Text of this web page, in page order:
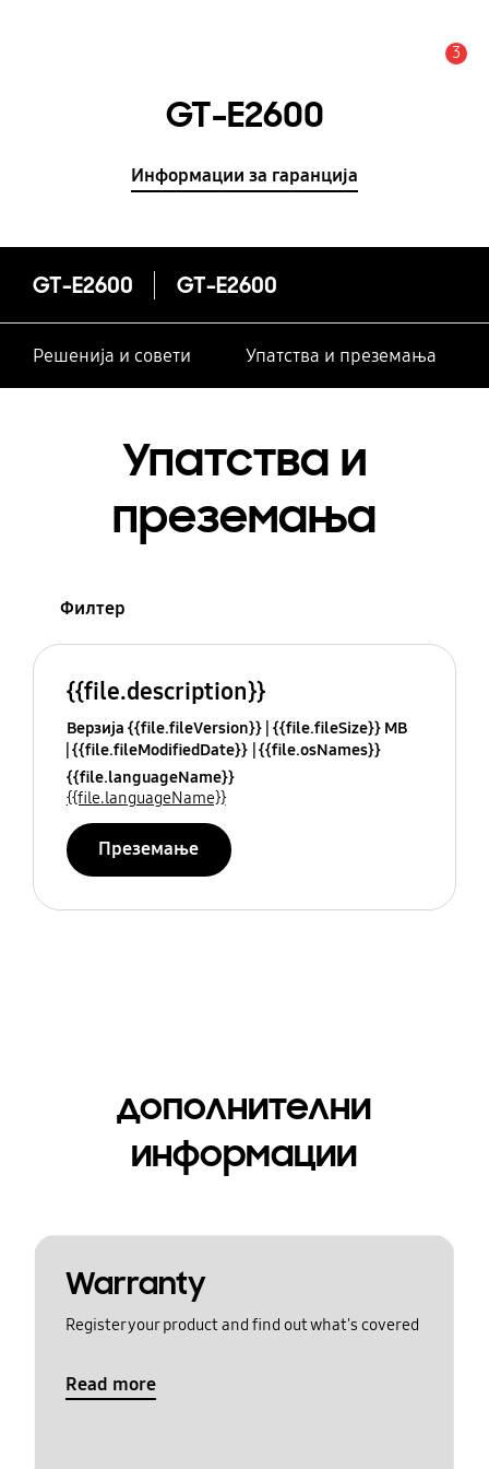
3
GT-E2600
Информации за гаранција
GT-E2600 GT-E2600
Решенија и совети Упатства и преземања
Упатства и
преземања
Филтер
{{file.description}}
Верзија {{file.fileVersion}} {{file.fileSize}} MB
{{file.fileModifiedDate}} {{file.osNames}}
{{file.languageName}}
{{file.languageName}}
Преземање
дополнителни
информации
Warranty
Register your product and find out what's covered
Read more